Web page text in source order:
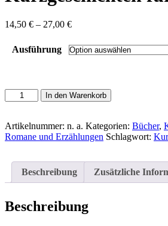
14,50 € – 27,00 €Preisspanne:
bis
27,00 €
Ausführung
Ingrid
Huber:
im
Herzen
immer
noch
-
Kurzgeschichten
In den Warenkorb
Artikelnummer: n. a. Kategorien: Bücher,
Romane und Erzählungen Schlagwort:
Beschreibung Zusätzliche
Beschreibung